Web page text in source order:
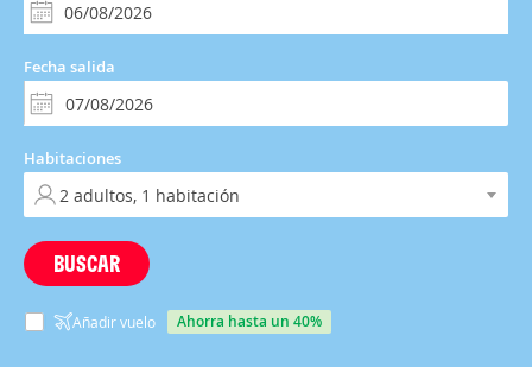
Fecha salida
Habitaciones
BUSCAR
Añadir vuelo ahorra hasta un 40%